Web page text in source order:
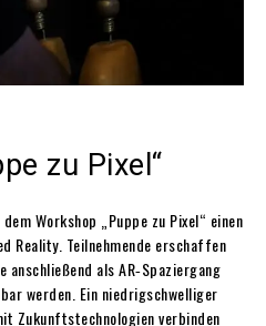
zu Pixel“
Workshop „Puppe zu Pixel“ einen
Reality. Teilnehmende erschaffen
als AR‑Spaziergang
werden. Ein niedrigschwelliger
Zukunftstechnologien verbinden